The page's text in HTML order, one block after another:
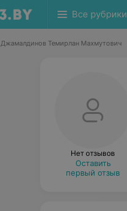
Все рубрики
Джамалдинов Темирлан Махмутович
Нет отзывов
Оставить
первый отзыв